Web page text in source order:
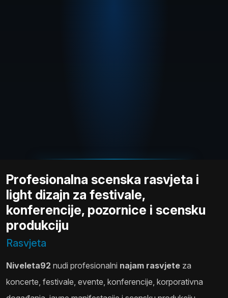
Profesionalna scenska rasvjeta i
light dizajn za festivale,
konferencije, pozornice i scensku
produkciju
Rasvjeta
Niveleta92 nudi profesionalni najam rasvjete za
koncerte, festivale, evente, konferencije, korporativna